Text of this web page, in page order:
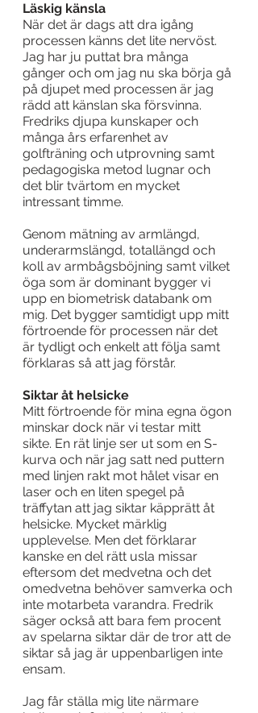
Läskig känsla
När det är dags att dra igång
processen känns det lite nervöst.
Jag har ju puttat bra många
gånger och om jag nu ska börja gå
på djupet med processen är jag
rädd att känslan ska försvinna.
Fredriks djupa kunskaper och
många års erfarenhet av
golfträning och utprovning samt
pedagogiska metod lugnar och
det blir tvärtom en mycket
intressant timme.
Genom mätning av armlängd,
underarmslängd, totallängd och
koll av armbågsböjning samt vilket
öga som är dominant bygger vi
upp en biometrisk databank om
mig. Det bygger samtidigt upp mitt
förtroende för processen när det
är tydligt och enkelt att följa samt
förklaras så att jag förstår.
Siktar åt helsicke
Mitt förtroende för mina egna ögon
minskar dock när vi testar mitt
sikte. En rät linje ser ut som en S-
kurva och när jag satt ned puttern
med linjen rakt mot hålet visar en
laser och en liten spegel på
träffytan att jag siktar käpprätt åt
helsicke. Mycket märklig
upplevelse. Men det förklarar
kanske en del rätt usla missar
eftersom det medvetna och det
omedvetna behöver samverka och
inte motarbeta varandra. Fredrik
säger också att bara fem procent
av spelarna siktar där de tror att de
siktar så jag är uppenbarligen inte
ensam.
Jag får ställa mig lite närmare